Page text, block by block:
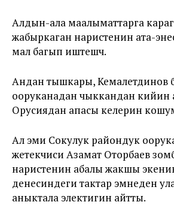
Алдын-ала маалыматтарга
жабыркаган наристенин ата-энеси
мал багып иштешчү.
Андан тышкары, Кемалетдинов
ооруканадан чыккандан кийин
Орусиядан апасы келерин
Ал эми Сокулук райондук
жетекчиси Азамат Оторбаев
наристенин абалы жакшы
денесиндеги тактар эмнеден
аныктала электигин айтты.